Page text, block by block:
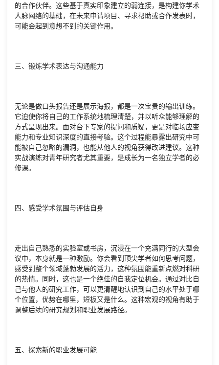
的合作伙伴。这些基于真实印象建立的弱连接，是构建你学术
人脉网络的基础，在未来申请项目、寻求帮助或合作发表时，
可能会起到意想不到的关键作用。
三、锻炼学术表达与沟通能力
无论是做口头报告还是展示海报，都是一次宝贵的输出训练。
它迫使你将自己的工作系统地梳理清楚，并以听众能够理解的
方式呈现出来。面对台下专家的提问和质疑，更是对临场应变
能力和专业知识深度的直接考验。这个过程能暴露出研究中可
能被自己忽略的漏洞，也能从他人的视角获得改进建议。这种
实战演练对青年研究者尤其重要，是成长为一名独立学者的必
修课。
四、感受学术氛围与评估自身
走出自己熟悉的实验室或书房，沉浸在一个充满同行的大型会
议中，本身就是一种激励。你会看到顶尖学者如何思考问题，
感受到整个领域蓬勃发展的活力，这种氛围能重新点燃对科研
的热情。同时，这也是一个绝佳的自我定位机会。通过对比自
己与他人的研究工作，可以更清醒地认识到自己的水平处于哪
个位置，优势在哪里，短板又是什么。这种宏观的视角有助于
调整后续的研究规划和职业发展路径。
五、探索新的职业发展可能